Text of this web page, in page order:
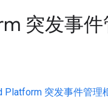
突发事件
Platform 突发事件管理